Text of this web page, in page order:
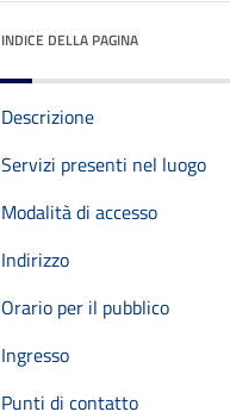
INDICE DELLA PAGINA
Descrizione
Servizi presenti nel luogo
Modalità di accesso
Indirizzo
Orario per il pubblico
Ingresso
Punti di contatto